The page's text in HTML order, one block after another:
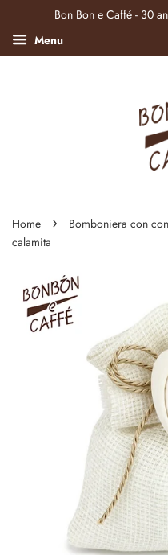
Bon Bon e Caffé - 30
Menu
Home ›
Bomboniera con
calamita